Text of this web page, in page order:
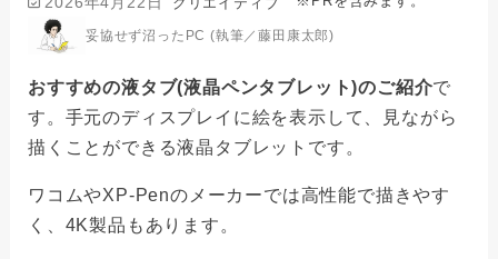
妥協せず沼ったPC (執筆／藤田康太郎)
おすすめの液タブ(液晶ペンタブレット)のご紹介で
す。手元のディスプレイに絵を表示して、見ながら
描くことができる液晶タブレットです。
ワコムやXP-Penのメーカーでは高性能で描きやす
く、4K製品もあります。